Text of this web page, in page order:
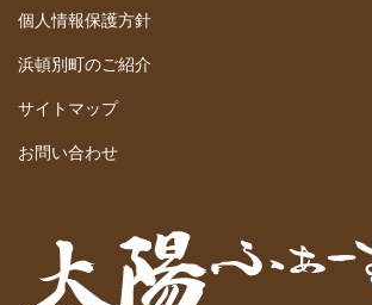
個人情報保護方針
浜頓別町のご紹介
サイトマップ
お問い合わせ